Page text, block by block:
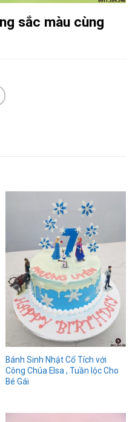
sắc màu cùng
Bánh Sinh Nhật Cổ Tích với
Công Chúa Elsa , Tuần lộc Cho
Bé Gái